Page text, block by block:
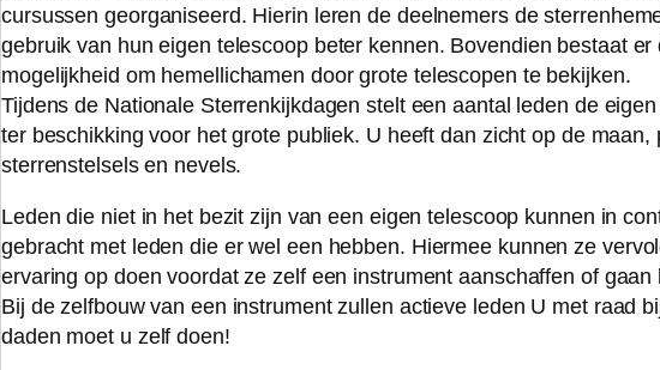
cursussen georganiseerd. Hierin leren de deelnemers de
gebruik van hun eigen telescoop beter kennen. Bovendien bestaat er
mogelijkheid om hemellichamen door grote telescopen te bekijken.
Tijdens de Nationale Sterrenkijkdagen stelt een aantal leden de
ter beschikking voor het grote publiek. U heeft dan zicht op de maan,
sterrenstelsels en nevels.
Leden die niet in het bezit zijn van een eigen telescoop kunnen in
gebracht met leden die er wel een hebben. Hiermee kunnen ze
ervaring op doen voordat ze zelf een instrument aanschaffen of gaan
Bij de zelfbouw van een instrument zullen actieve leden U met raad
daden moet u zelf doen!